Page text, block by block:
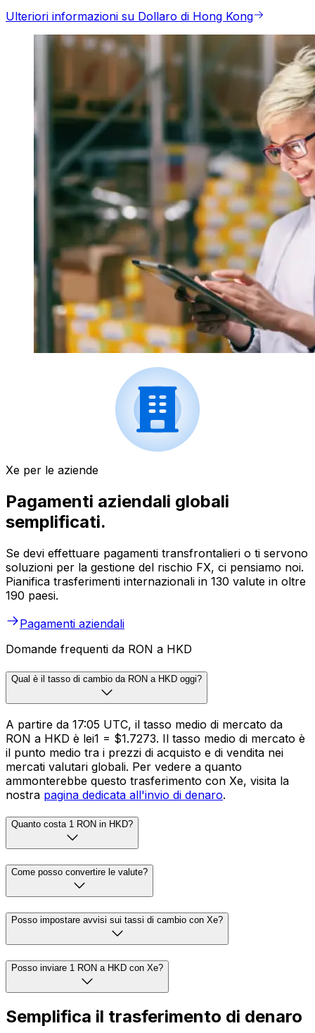
Ulteriori informazioni su Dollaro di Hong Kong
Xe per le aziende
Pagamenti aziendali globali
semplificati.
Se devi effettuare pagamenti transfrontalieri o ti servono
soluzioni per la gestione del rischio FX, ci pensiamo noi.
Pianifica trasferimenti internazionali in 130 valute in oltre
190 paesi.
Pagamenti aziendali
Domande frequenti da RON a HKD
Qual è il tasso di cambio da RON a HKD oggi?
A partire da 17:05 UTC, il tasso medio di mercato da
RON a HKD è lei1 = $1.7273. Il tasso medio di mercato è
il punto medio tra i prezzi di acquisto e di vendita nei
mercati valutari globali. Per vedere a quanto
ammonterebbe questo trasferimento con Xe, visita la
nostra pagina dedicata all'invio di denaro.
Quanto costa 1 RON in HKD?
Come posso convertire le valute?
Posso impostare avvisi sui tassi di cambio con Xe?
Posso inviare 1 RON a HKD con Xe?
Semplifica il trasferimento di denaro